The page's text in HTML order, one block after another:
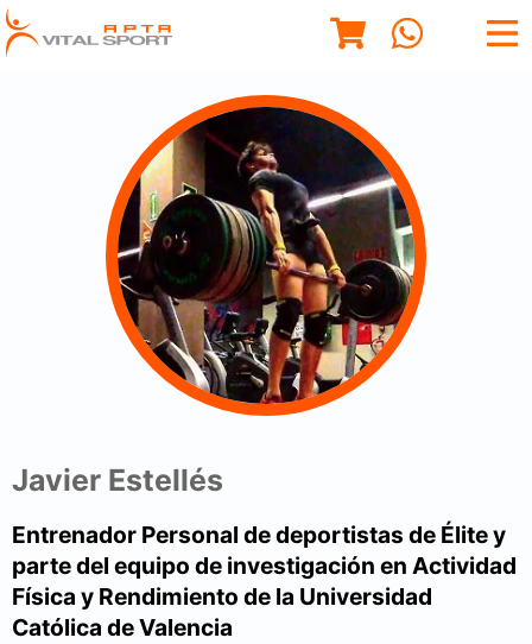
Javier Estellés
Entrenador Personal de deportistas de Élite y
parte del equipo de investigación en Actividad
Física y Rendimiento de la Universidad
Católica de Valencia